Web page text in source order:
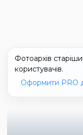
Фотоархів
користувачів.
Оформити PRO